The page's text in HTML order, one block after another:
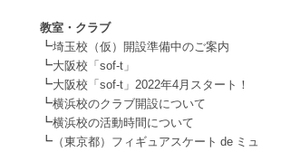
教室・クラブ
┗埼玉校（仮）開設準備中のご案内
┗大阪校「sof-t」
┗大阪校「sof-t」2022年4月スタート！
┗横浜校のクラブ開設について
┗横浜校の活動時間について
┗ （東京都）フィギュアスケート de ミュ